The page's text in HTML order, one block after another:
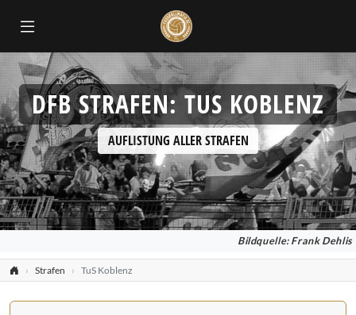
DFB STRAFEN: TUS KOBLENZ
AUFLISTUNG ALLER STRAFEN
Bildquelle: Frank Dehlis
Strafen TuS Koblenz